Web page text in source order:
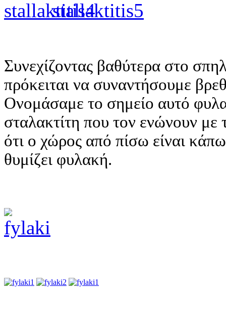
Συνεχίζοντας βαθύτερα στο
πρόκειται να συναντήσουμε
Ονομάσαμε το σημείο αυτό
σταλακτίτη που τον ενώνουν
ότι ο χώρος από πίσω είναι
θυμίζει φυλακή.